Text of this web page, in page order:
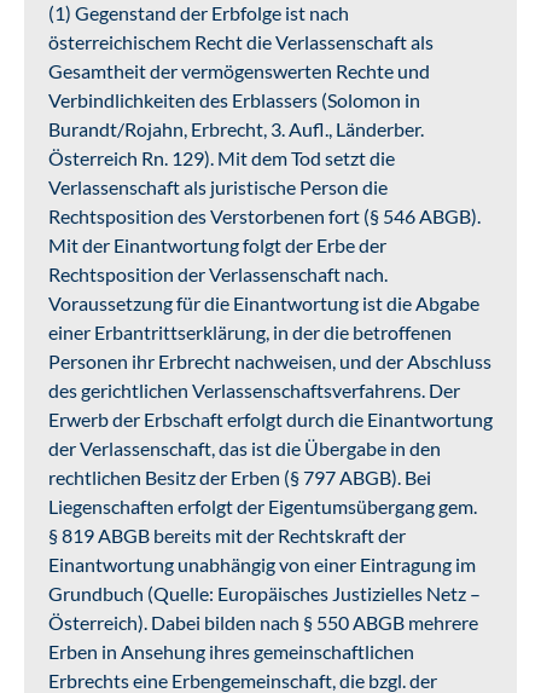
(1) Gegenstand der Erbfolge ist nach
österreichischem Recht die Verlassenschaft als
Gesamtheit der vermögenswerten Rechte und
Verbindlichkeiten des Erblassers (Solomon in
Burandt/Rojahn, Erbrecht, 3. Aufl., Länderber.
Österreich Rn. 129). Mit dem Tod setzt die
Verlassenschaft als juristische Person die
Rechtsposition des Verstorbenen fort (§ 546 ABGB).
Mit der Einantwortung folgt der Erbe der
Rechtsposition der Verlassenschaft nach.
Voraussetzung für die Einantwortung ist die Abgabe
einer Erbantrittserklärung, in der die betroffenen
Personen ihr Erbrecht nachweisen, und der Abschluss
des gerichtlichen Verlassenschaftsverfahrens. Der
Erwerb der Erbschaft erfolgt durch die Einantwortung
der Verlassenschaft, das ist die Übergabe in den
rechtlichen Besitz der Erben (§ 797 ABGB). Bei
Liegenschaften erfolgt der Eigentumsübergang gem.
§ 819 ABGB bereits mit der Rechtskraft der
Einantwortung unabhängig von einer Eintragung im
Grundbuch (Quelle: Europäisches Justizielles Netz –
Österreich). Dabei bilden nach § 550 ABGB mehrere
Erben in Ansehung ihres gemeinschaftlichen
Erbrechts eine Erbengemeinschaft, die bzgl. der